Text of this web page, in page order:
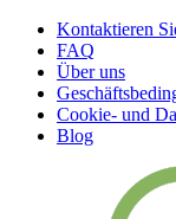
Kontaktieren
FAQ
Über uns
Cookie- und
Blog